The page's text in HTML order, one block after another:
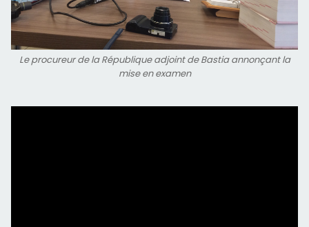
Le procureur de la République adjoint de Bastia annonçant la
mise en examen